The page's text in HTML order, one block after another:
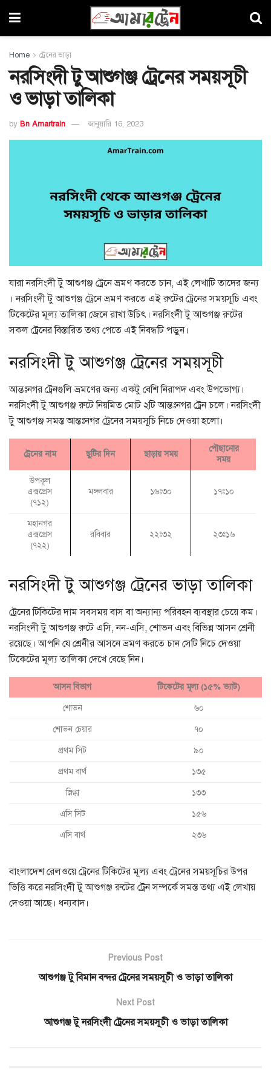
Home ট্রেনের ভাড়া
নরসিংদী টু আশুগঞ্জ ট্রেনের সময়সূচী
ও ভাড়া তালিকা
by Bn Amartrain জানুয়ারি 16, 2023
যারা নরসিংদী টু আশুগঞ্জ ট্রেনে ভ্রমণ করতে চান, এই লেখাটি তাদের জন্য
। নরসিংদী টু আশুগঞ্জ ট্রেনে ভ্রমণ করতে এই রুটের ট্রেনের সময়সূচি এবং
টিকেটের মূল্য তালিকা জেনে রাখা উচিৎ। নরসিংদী টু আশুগঞ্জ রুটের
সকল ট্রেনের বিস্তারিত তথ্য পেতে এই নিবন্ধটি পড়ুন।
নরসিংদী টু আশুগঞ্জ ট্রেনের সময়সূচী
আন্তঃনগর ট্রেনগুলি ভ্রমণের জন্য একটু বেশি নিরাপদ এবং উপভোগ্য।
নরসিংদী টু আশুগঞ্জ রুটে নিয়মিত মোট ২টি আন্তঃনগর ট্রেন চলে। নরসিংদী
টু আশুগঞ্জ সমস্ত আন্তঃনগর ট্রেনের সময়সূচি নিচে দেওয়া হলো।
ট্রেনের নাম ছুটির দিন ছাড়ায় সময়
পৌছানোর
সময়
উপকূল
এক্সপ্রেস
(৭১২)
মঙ্গলবার ১৬ঃ৩০ ১৭ঃ১০
মহানগর
এক্সপ্রেস
(৭২২)
রবিবার ২২ঃ৩২ ২৩ঃ১৬
নরসিংদী টু আশুগঞ্জ ট্রেনের ভাড়া তালিকা
ট্রেনের টিকিটের দাম সবসময় বাস বা অন্যান্য পরিবহন ব্যবস্থার চেয়ে কম।
নরসিংদী টু আশুগঞ্জ রুটে এসি, নন-এসি, শোভন এবং বিভিন্ন আসন শ্রেনী
রয়েছে। আপনি যে শ্রেনীর আসনে ভ্রমণ করতে চান সেটি নিচে দেওয়া
টিকেটের মূল্য তালিকা দেখে বেছে নিন।
আসন বিভাগ টিকেটের মূল্য (১৫% ভ্যাট)
শোভন ৬০
শোভন চেয়ার ৭০
প্রথম সিট ৯০
প্রথম বার্থ ১৩৫
স্নিগ্ধা ১৩৩
এসি সিট ১৫৬
এসি বার্থ ২৩৬
বাংলাদেশ রেলওয়ে ট্রেনের টিকিটের মূল্য এবং ট্রেনের সময়সূচির উপর
ভিত্তি করে নরসিংদী টু আশুগঞ্জ রুটের ট্রেন সম্পর্কে সমস্ত তথ্য এই লেখায়
দেওয়া আছে। ধন্যবাদ।
Previous Post
আশুগঞ্জ টু বিমান বন্দর ট্রেনের সময়সূচী ও ভাড়া তালিকা
Next Post
আশুগঞ্জ টু নরসিংদী ট্রেনের সময়সূচী ও ভাড়া তালিকা